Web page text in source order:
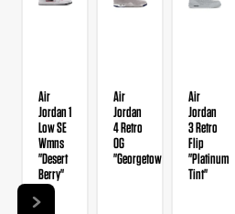
Air
Jordan 1
Low SE
Wmns
"Desert
Berry"
Air
Jordan
4 Retro
OG
"Georgetown"
Air
Jordan
3 Retro
Flip
"Platinum
Tint"